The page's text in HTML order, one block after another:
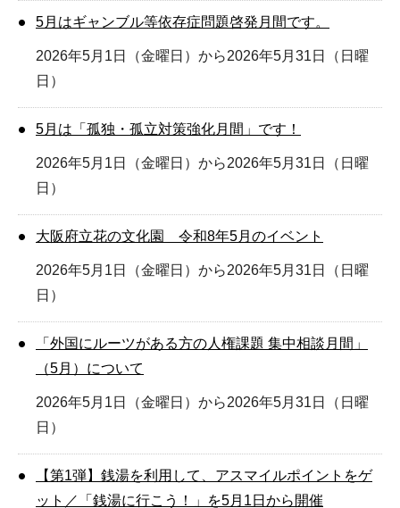
5月はギャンブル等依存症問題啓発月間です。
2026年5月1日（金曜日）から2026年5月31日（日曜
日）
5月は「孤独・孤立対策強化月間」です！
2026年5月1日（金曜日）から2026年5月31日（日曜
日）
大阪府立花の文化園 令和8年5月のイベント
2026年5月1日（金曜日）から2026年5月31日（日曜
日）
「外国にルーツがある方の人権課題 集中相談月間」
（5月）について
2026年5月1日（金曜日）から2026年5月31日（日曜
日）
【第1弾】銭湯を利用して、アスマイルポイントをゲ
ット／「銭湯に行こう！」を5月1日から開催